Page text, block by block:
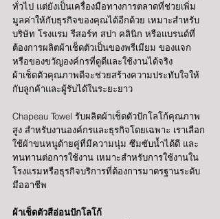
ทั่วไป แต่ยังเป็นเครื่องมือทางการตลาดที่ช่วยเพิ่ม
มูลค่าให้กับธุรกิจของคุณได้อีกด้วย เหมาะสำหรับ
บริษัท โรงแรม รีสอร์ท สปา คลินิก หรือแบรนด์ที่
ต้องการผลิตผ้าเช็ดตัวเป็นของพรีเมียม ของแจก
หรือของขวัญองค์กรที่ดูดีและใช้งานได้จริง
ผ้าเช็ดตัวคุณภาพดีจะช่วยสร้างความประทับใจให้
กับลูกค้าและผู้รับได้ในระยะยาว
Chapeau Towel รับผลิตผ้าเช็ดตัวปักโลโก้คุณภาพ
สูง สำหรับงานองค์กรและธุรกิจโดยเฉพาะ เราเลือก
ใช้ผ้าขนหนูด้ายคู่ที่มีความนุ่ม ซึมซับน้ำได้ดี และ
ทนทานต่อการใช้งาน เหมาะสำหรับการใช้งานใน
โรงแรมหรือธุรกิจบริการที่ต้องการมาตรฐานระดับ
มืออาชีพ
ผ้าเช็ดตัวสีอ่อนปักโลโก้